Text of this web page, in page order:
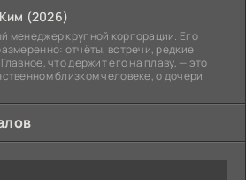
(2026)
менеджер крупной корпорации. Его
отчёты, встречи, редкие
что держит его на плаву, — это
близком человеке, о дочери.